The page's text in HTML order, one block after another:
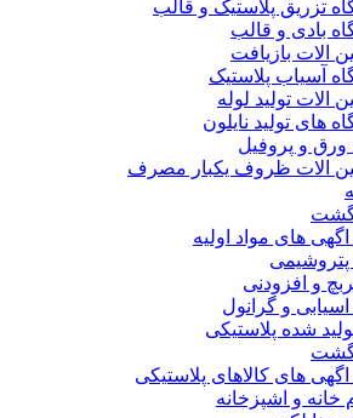
تزریق پلاستیک و قالب
بادی و قالب
الات بازیافت
آسیاب پلاستیک
الات تولید لوله
های تولید نایلون
ورق و پروفیل
الات ظروف یکبار مصرف
اگهی های مواد اولیه
پتروشیمی
و افزودنی
اسیابی و گرانول
شده پلاستیکی
اگهی های کالاهای پلاستیکی
خانه و اشپزخانه